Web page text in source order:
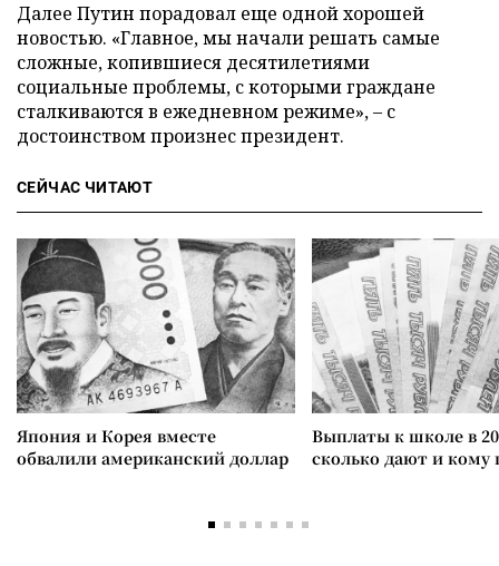
Далее Путин порадовал еще одной хорошей
новостью. «Главное, мы начали решать самые
сложные, копившиеся десятилетиями
социальные проблемы, с которыми граждане
сталкиваются в ежедневном режиме», – с
достоинством произнес президент.
СЕЙЧАС ЧИТАЮТ
Япония и Корея вместе
обвалили американский доллар
Выплаты к школе в
сколько дают и